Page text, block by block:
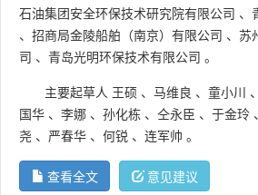
石油集团安全环保技术研究院有限公司 、
、 招商局金陵船舶（南京）有限公司 、 苏
司 、 青岛光明环保技术有限公司 。
主要起草人 王硕 、 马维良 、 童小川 、
国华 、 李娜 、 孙化栋 、 仝永臣 、 于金玲 、
尧 、 严春华 、 何锐 、 连军帅 。
查看全文 意见建议